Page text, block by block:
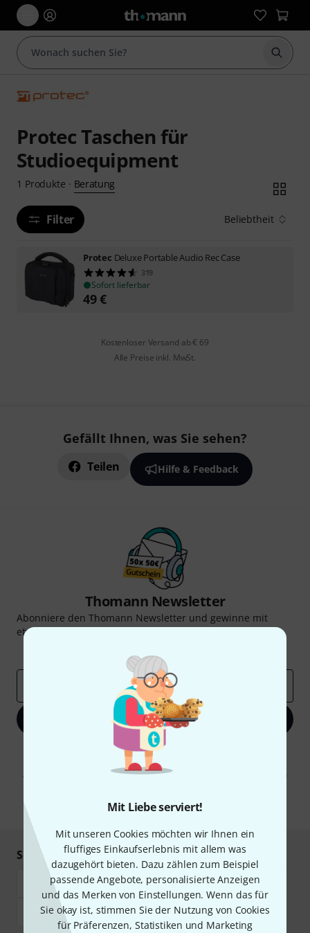
Mit Liebe serviert!
Mit unseren Cookies möchten wir Ihnen ein
fluffiges Einkaufserlebnis mit allem was
dazugehört bieten. Dazu zählen zum Beispiel
passende Angebote, personalisierte Anzeigen
und das Merken von Einstellungen. Wenn das für
Sie okay ist, stimmen Sie der Nutzung von Cookies
für Präferenzen, Statistiken und Marketing
Suche
Protec Taschen für
Studioequipment
1 Produkte · Beratung
Filter Beliebtheit
Protec Deluxe Portable Audio Rec Case
319
Sofort lieferbar
49€
Kostenloser Versand ab € 69
Alle Preise inkl. MwSt.
Gefällt Ihnen, was Sie sehen?
Teilen Hilfe & Feedback
Thomann Newsletter
Abonniere den Thomann Newsletter und gewinne mit
etwas Glück einen von50 Gutscheinenüber jeweils50€!
Jetzt anmelden
Mit Klick auf „Jetzt anmelden“ stimmen Sie dem Erhalt von E-Mail-
Werbung und einer Messung des E-Mail-Nutzungsverhaltens zu. Die
Abmeldung ist jederzeit möglich. Weitere Informationen finden Sie in
* Pflichtfeld
Sicher einkaufen & bezahlen